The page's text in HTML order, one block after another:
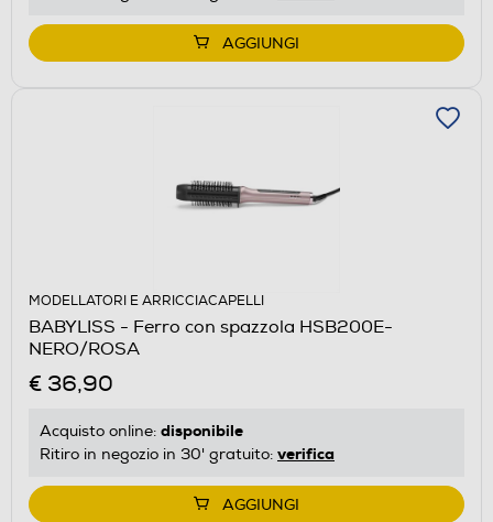
AGGIUNGI
MODELLATORI E ARRICCIACAPELLI
BABYLISS - Ferro con spazzola HSB200E-
NERO/ROSA
€ 36,90
Acquisto online: disponibile
Ritiro in negozio in 30' gratuito: verifica
AGGIUNGI